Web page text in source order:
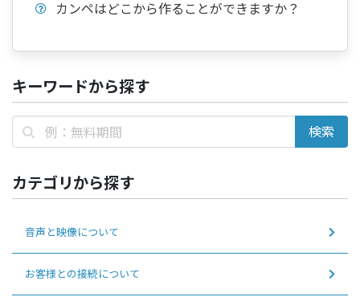
キーワードから探す
カテゴリから探す
音声と映像について
お客様との接続について
カンペはどこから作ることができますか？